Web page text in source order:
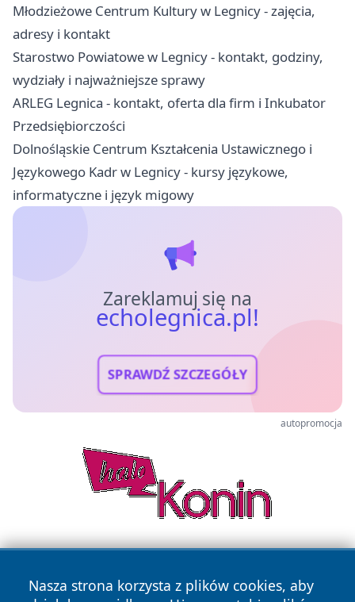
Młodzieżowe Centrum Kultury w Legnicy - zajęcia,
adresy i kontakt
Starostwo Powiatowe w Legnicy - kontakt, godziny,
wydziały i najważniejsze sprawy
ARLEG Legnica - kontakt, oferta dla firm i Inkubator
Przedsiębiorczości
Dolnośląskie Centrum Kształcenia Ustawicznego i
Językowego Kadr w Legnicy - kursy językowe,
informatyczne i język migowy
Zareklamuj się na
echolegnica.pl!
SPRAWDŹ SZCZEGÓŁY
autopromocja
Nasza strona korzysta z plików cookies, aby